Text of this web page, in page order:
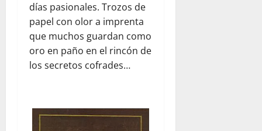
días pasionales. Trozos de
papel con olor a imprenta
que muchos guardan como
oro en paño en el rincón de
los secretos cofrades…